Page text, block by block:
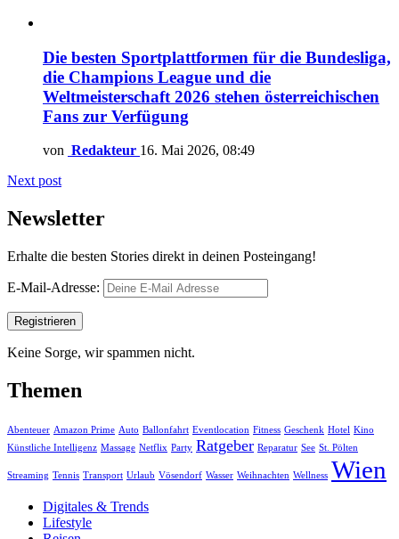
Die besten Sportplattformen für die Bundesliga,
die Champions League und die
Weltmeisterschaft 2026 stehen österreichischen
Fans zur Verfügung
von Redakteur 16. Mai 2026, 08:49
Next post
Newsletter
Erhalte die besten Stories direkt in deinen Posteingang!
E-Mail-Adresse:
Keine Sorge, wir spammen nicht.
Themen
Abenteuer Amazon Prime Auto Ballonfahrt Eventlocation Fitness Geschenk Hotel Kino
Künstliche Intelligenz Massage Netflix Party Ratgeber Reparatur See St. Pölten
Streaming Tennis Transport Urlaub Vösendorf Wasser Weihnachten Wellness Wien
Digitales & Trends
Lifestyle